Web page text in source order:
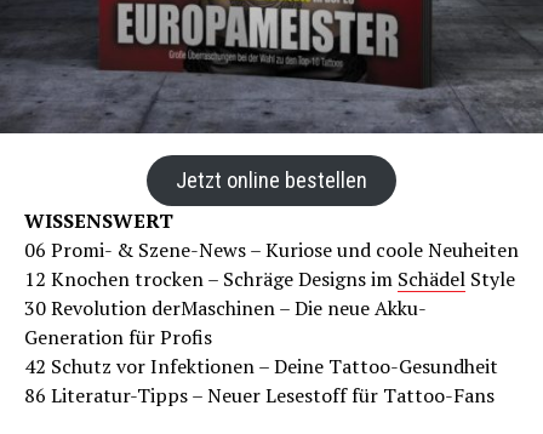
Jetzt online bestellen
WISSENSWERT
06 Promi- & Szene-News – Kuriose und coole Neuheiten
12 Knochen trocken – Schräge Designs im Schädel Style
30 Revolution derMaschinen – Die neue Akku-
Generation für Profis
42 Schutz vor Infektionen – Deine Tattoo-Gesundheit
86 Literatur-Tipps – Neuer Lesestoff für Tattoo-Fans